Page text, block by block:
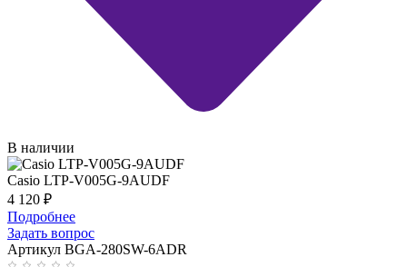
В наличии
Casio LTP-V005G-9AUDF
4 120 ₽
Подробнее
Задать вопрос
Артикул BGA-280SW-6ADR